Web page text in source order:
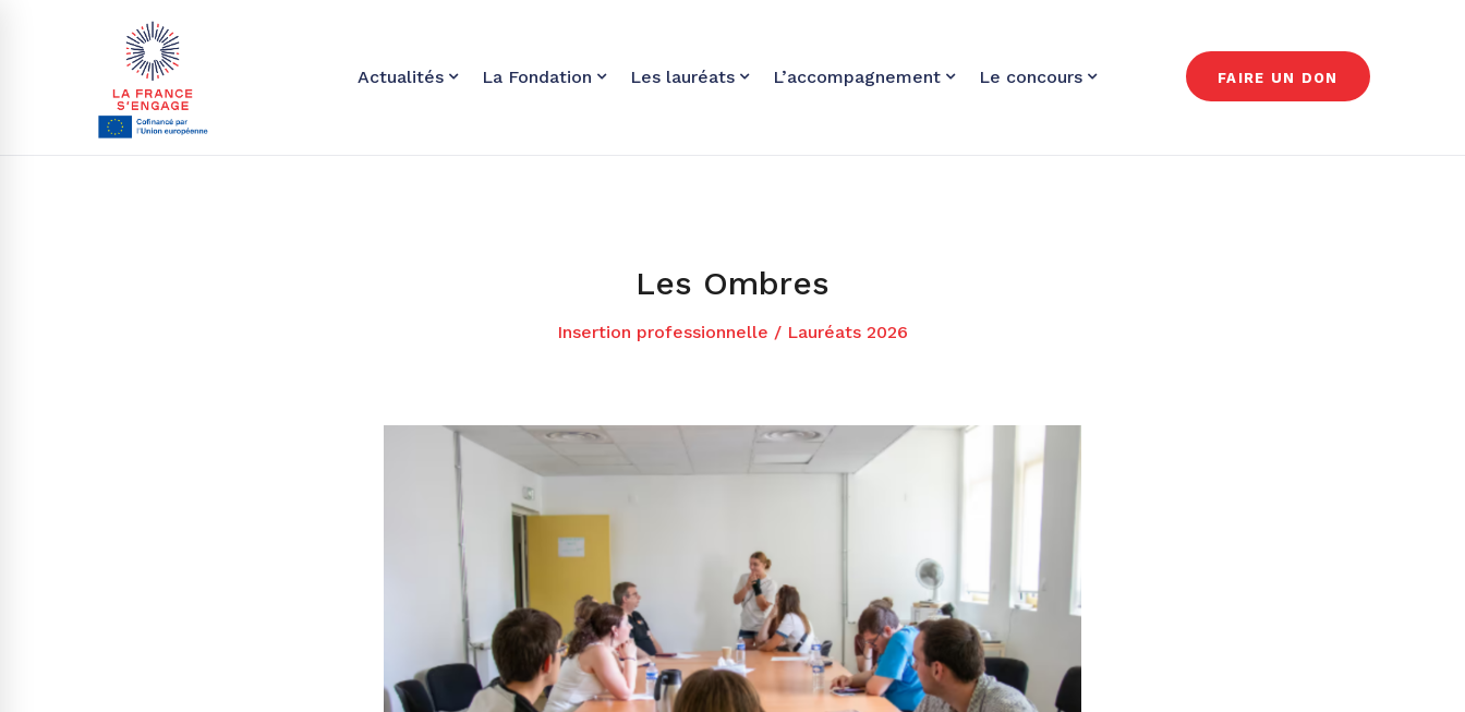
Actualités La Fondation Les lauréats L’accompagnement Le concours FAIRE UN DON
Les Ombres
Insertion professionnelle / Lauréats 2026